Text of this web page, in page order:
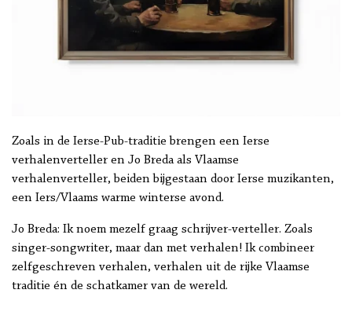
Zoals in de Ierse-Pub-traditie brengen een Ierse
verhalenverteller en Jo Breda als Vlaamse
verhalenverteller, beiden bijgestaan door Ierse muzikanten,
een Iers/Vlaams warme winterse avond.
Jo Breda: Ik noem mezelf graag schrijver-verteller. Zoals
singer-songwriter, maar dan met verhalen! Ik combineer
zelfgeschreven verhalen, verhalen uit de rijke Vlaamse
traditie én de schatkamer van de wereld.